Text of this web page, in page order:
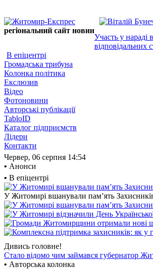
регіональний сайт новин
Участь у нараді
відповідальних
В епіцентрі
Громадська трибуна
Колонка політика
Екслюзив
Відео
Фотоновини
Авторські публікації
TabloID
Каталог підприємств
Лідери
Контакти
Червер, 06 серпня 14:54
• Анонси
• В епіцентрі
У Житомирі вшанували пам’ять Захисників
Дивись головне!
Стало відомо чим займався губернатор
• Авторська колонка